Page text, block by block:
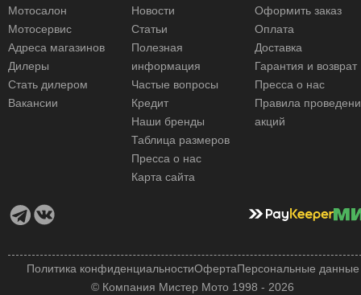
Мотосалон
Мотосервис
Адреса магазинов
Дилеры
Стать дилером
Вакансии
Новости
Статьи
Полезная
информация
Частые вопросы
Кредит
Наши бренды
Таблица размеров
Пресса о нас
Карта сайта
Оформить заказ
Оплата
Доставка
Гарантия и возврат
Пресса о нас
Правила
акций
© Компания Мистер Мото 1998 - 2026
Политика конфиденциальностиОфертаПерсональные данные